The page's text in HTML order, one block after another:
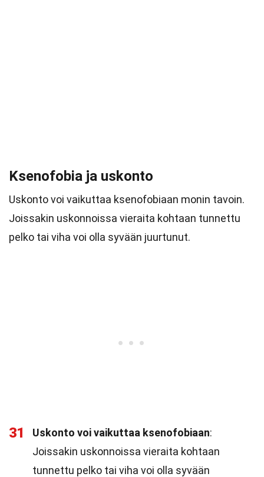
Ksenofobia ja uskonto
Uskonto voi vaikuttaa ksenofobiaan monin tavoin.
Joissakin uskonnoissa vieraita kohtaan tunnettu
pelko tai viha voi olla syvään juurtunut.
31 Uskonto voi vaikuttaa ksenofobiaan:
Joissakin uskonnoissa vieraita kohtaan
tunnettu pelko tai viha voi olla syvään